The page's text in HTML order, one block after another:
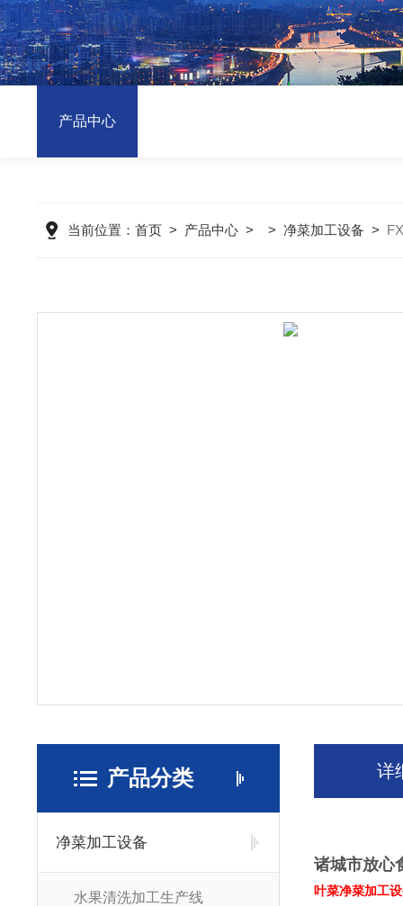
产品中心
当前位置： 首页> 产品中心> > 净菜加工设备 >
产品分类
净菜加工设备
水果清洗加工生产线
详
诸城市放心
叶菜净菜加工